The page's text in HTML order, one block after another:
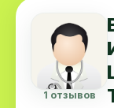
1 отзывов